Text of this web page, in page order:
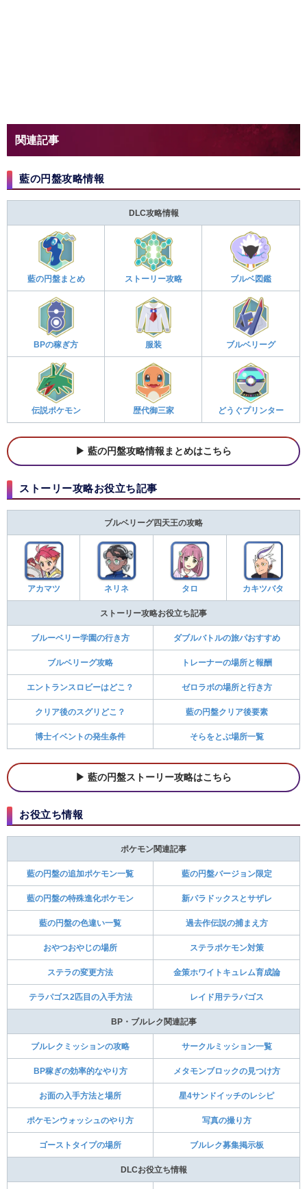
関連記事
藍の円盤攻略情報
DLC攻略情報
藍の円盤まとめ ストーリー攻略 ブルベ図鑑
BPの稼ぎ方 服装 ブルベリーグ
伝説ポケモン 歴代御三家 どうぐプリンター
藍の円盤攻略情報まとめはこちら
ストーリー攻略お役立ち記事
ブルベリーグ四天王の攻略
アカマツ ネリネ タロ カキツバタ
ストーリー攻略お役立ち記事
ブルーベリー学園の行き方 ダブルバトルの旅パおすすめ
ブルベリーグ攻略 トレーナーの場所と報酬
エントランスロビーはどこ？ ゼロラボの場所と行き方
クリア後のスグリどこ？ 藍の円盤クリア後要素
博士イベントの発生条件 そらをとぶ場所一覧
藍の円盤ストーリー攻略はこちら
お役立ち情報
ポケモン関連記事
藍の円盤の追加ポケモン一覧 藍の円盤バージョン限定
藍の円盤の特殊進化ポケモン 新パラドックスとサザレ
藍の円盤の色違い一覧 過去作伝説の捕まえ方
おやつおやじの場所 ステラポケモン対策
ステラの変更方法 金策ホワイトキュレム育成論
テラパゴス2匹目の入手方法 レイド用テラパゴス
BP・ブルレク関連記事
ブルレクミッションの攻略 サークルミッション一覧
BP稼ぎの効率的なやり方 メタモンブロックの見つけ方
お面の入手方法と場所 星4サンドイッチのレシピ
ポケモンウォッシュのやり方 写真の撮り方
ゴーストタイプの場所 ブルレク募集掲示板
DLCお役立ち情報